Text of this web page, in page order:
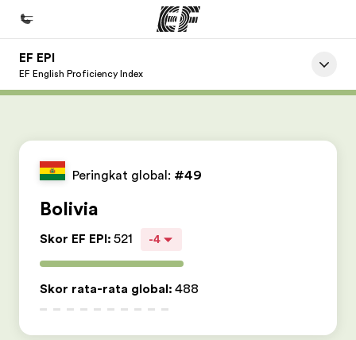
Beranda
Kantor terdekat
Tentang kami
Bergabung dengan tim kami
EF EPI
EF English Proficiency Index
Peringkat global: #49
Bolivia
Skor EF EPI: 521 -4
Skor rata-rata global: 488